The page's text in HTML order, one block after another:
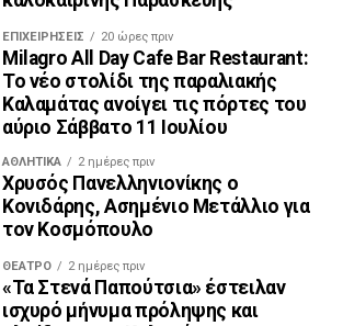
ΕΠΙΧΕΙΡΉΣΕΙΣ 20 ώρες πριν
Milagro All Day Cafe Bar Restaurant:
Το νέο στολίδι της παραλιακής
Καλαμάτας ανοίγει τις πόρτες του
αύριο Σάββατο 11 Ιουλίου
ΑΘΛΗΤΙΚΆ 2 ημέρες πριν
Χρυσός Πανελληνιονίκης ο
Κονιδάρης, Ασημένιο Μετάλλιο για
τον Κοσμόπουλο
ΘΈΑΤΡΟ 2 ημέρες πριν
«Τα Στενά Παπούτσια» έστειλαν
ισχυρό μήνυμα πρόληψης και